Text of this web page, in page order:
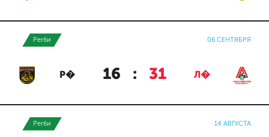
Регби 06 СЕНТЯБРЯ
Р� 16 : 31 Л�
Регби 14 АВГУСТА